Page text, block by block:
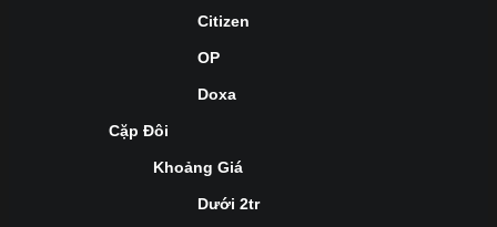
Citizen
OP
Doxa
Cặp Đôi
Khoảng Giá
Dưới 2tr